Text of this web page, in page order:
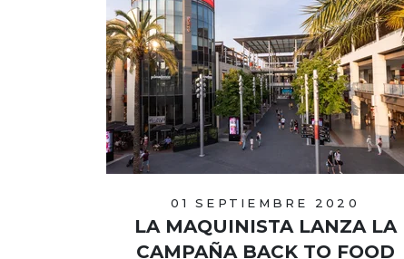
01 SEPTIEMBRE 2020
LA MAQUINISTA LANZA LA
CAMPAÑA BACK TO FOOD